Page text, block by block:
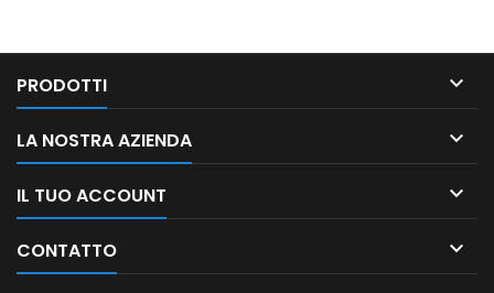
PRODOTTI 
LA NOSTRA AZIENDA 
IL TUO ACCOUNT 
CONTATTO 